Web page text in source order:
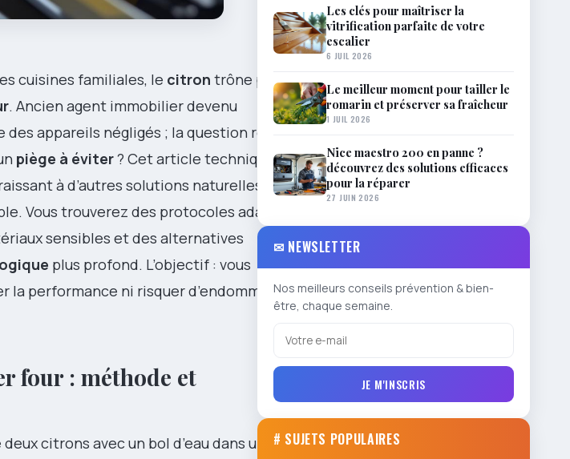
cuisines familiales, le citron trône parmi
. Ancien agent immobilier devenu
appareils négligés ; la question revient
piège à éviter? Cet article technique
à d’autres solutions naturelles et
Vous trouverez des protocoles adaptés
sensibles et des alternatives
plus profond. L’objectif : vous
performance ni risquer d’endommager
four : méthode et
citrons avec un bol d’eau dans un plat
Les clés pour maîtriser la
vitrification parfaite de votre
escalier
6 JUIL 2026
Le meilleur moment pour tailler le
romarin et préserver sa fraîcheur
1 JUIL 2026
Nice maestro 200 en panne ?
découvrez des solutions efficaces
pour la réparer
27 JUIN 2026
✉ NEWSLETTER
Nos meilleurs conseils prévention & bien-
être, chaque semaine.
JE M'INSCRIS
# SUJETS POPULAIRES